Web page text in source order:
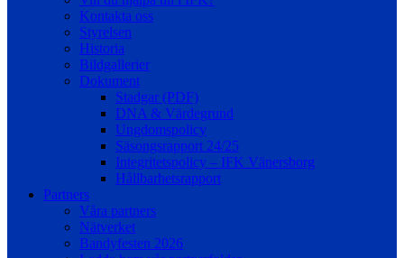
Kontakta oss
Styrelsen
Historia
Bildgallerier
Dokument
Stadgar (PDF)
DNA & Värdegrund
Ungdomspolicy
Säsongsrapport 24/25
Integritetspolicy – IFK Vänersborg
Hållbarhetsrapport
Partners
Våra partners
Nätverket
Bandyfesten 2026